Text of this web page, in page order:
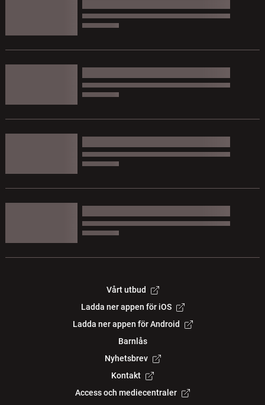
Vårt utbud
Ladda ner appen för iOS
Ladda ner appen för Android
Barnlås
Nyhetsbrev
Kontakt
Access och mediecentraler